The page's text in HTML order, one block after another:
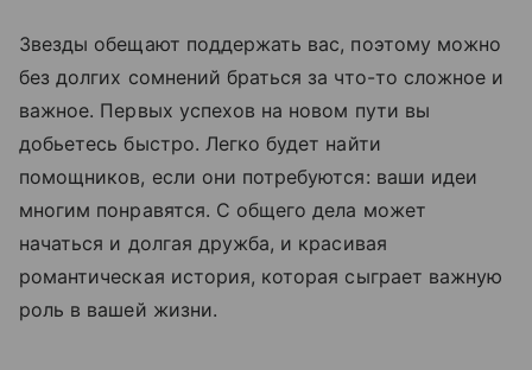
Звезды обещают поддержать вас, поэтому можно
без долгих сомнений браться за что-то сложное и
важное. Первых успехов на новом пути вы
добьетесь быстро. Легко будет найти
помощников, если они потребуются: ваши идеи
многим понравятся. С общего дела может
начаться и долгая дружба, и красивая
романтическая история, которая сыграет важную
роль в вашей жизни.